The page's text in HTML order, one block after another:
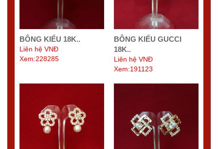
BÔNG KIỂU 18K..
Liên hệ VNĐ
Xem:228285
BÔNG KIỂU GUCCI
18K..
Liên hệ VNĐ
Xem:191123